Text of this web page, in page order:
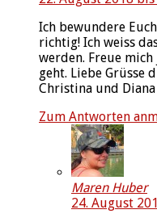
Ich bewundere
richtig! Ich weiss
werden. Freue
geht. Liebe Grüsse
Christina und Diana
Zum Antworten
Maren Huber
24. August